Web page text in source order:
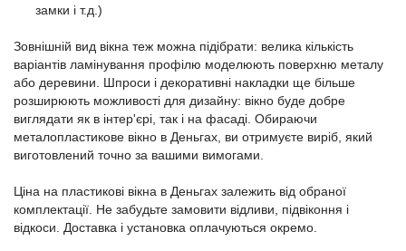
замки і т.д.)
Зовнішній вид вікна теж можна підібрати: велика кількість
варіантів ламінування профілю моделюють поверхню металу
або деревини. Шпроси і декоративні накладки ще більше
розширюють можливості для дизайну: вікно буде добре
виглядати як в інтер'єрі, так і на фасаді. Обираючи
металопластикове вікно в Деньгах, ви отримуєте виріб, який
виготовлений точно за вашими вимогами.
Ціна на пластикові вікна в Деньгах залежить від обраної
комплектації. Не забудьте замовити відливи, підвіконня і
відкоси. Доставка і установка оплачуються окремо.